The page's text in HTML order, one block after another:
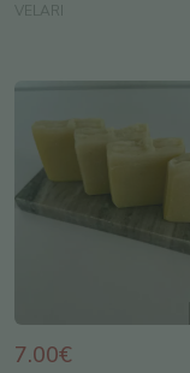
VELARI
7.00€